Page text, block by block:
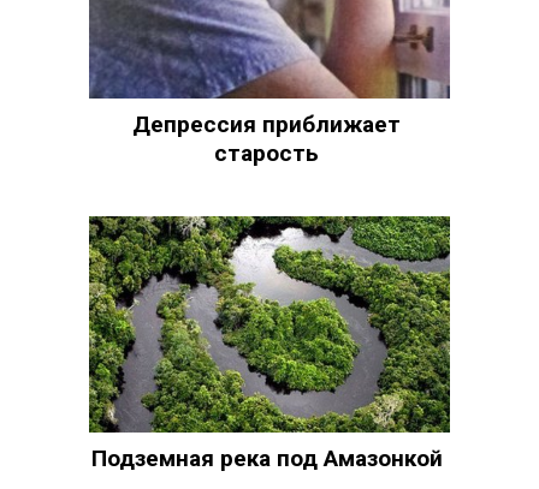
Депрессия приближает
старость
Подземная река под Амазонкой